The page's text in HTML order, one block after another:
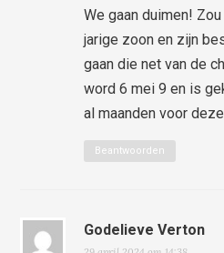
We gaan duimen!
jarige zoon en zijn
gaan die net van de
word 6 mei 9 en is
al maanden voor
Beantwoorden
Godelieve Verton